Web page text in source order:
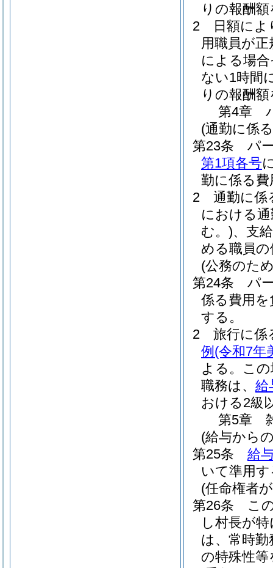
りの報酬
2
日額に
用職員が
による場
ない1時間
りの報酬
第4章
(通勤に係
第23条
パ
第1項各号
勤に係る
2
通勤に係
における
む。)、支
める職員
(公務のた
第24条
パ
係る費用
する。
2
旅行に係
例 (令和7年
よる。 こ
職務は、 給
おける2級
第5章
(給与から
第25条
給
いて準用
(任命権者
第26条
こ
し村長が
は、常時
の特殊性